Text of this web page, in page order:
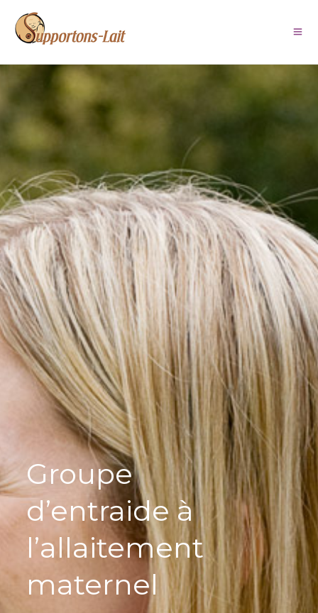
Parce que
l’allaitement est
un geste sain et
naturel qui